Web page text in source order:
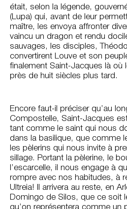
était, selon la légende,
(Lupa) qui, avant de leur
maître, les envoya affronter
vaincu un dragon et rendu
sauvages, les disciples,
convertirent Louve et son
finalement Saint-Jacques là où
près de huit siècles plus tard.
Encore faut-il préciser qu’au
Compostelle, Saint-Jacques
tant comme le saint qui nous
dans la basilique, que comme
les pèlerins qui nous invite à
sillage. Portant la pèlerine, le
l’escarcelle, il nous engage à
rompre avec nos habitudes, à
Ultreia! Il arrivera au reste, en
Domingo de Silos, que ce soit
qu’on représentera comme un